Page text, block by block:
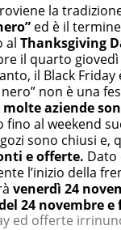
la
ed è il
al Thanksgiving
il quarto
il Black
non è una
aziende
fino al weekend
sono chiusi e,
e offerte. Dato
l’inizio della
venerdì 24
24 novembre
ed offerte